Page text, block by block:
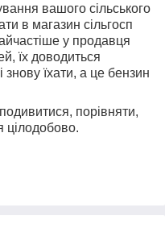
вашого сільського
в магазин сільгосп
у продавця
їх доводиться
знову їхати, а це бензин
порівняти,
цілодобово.